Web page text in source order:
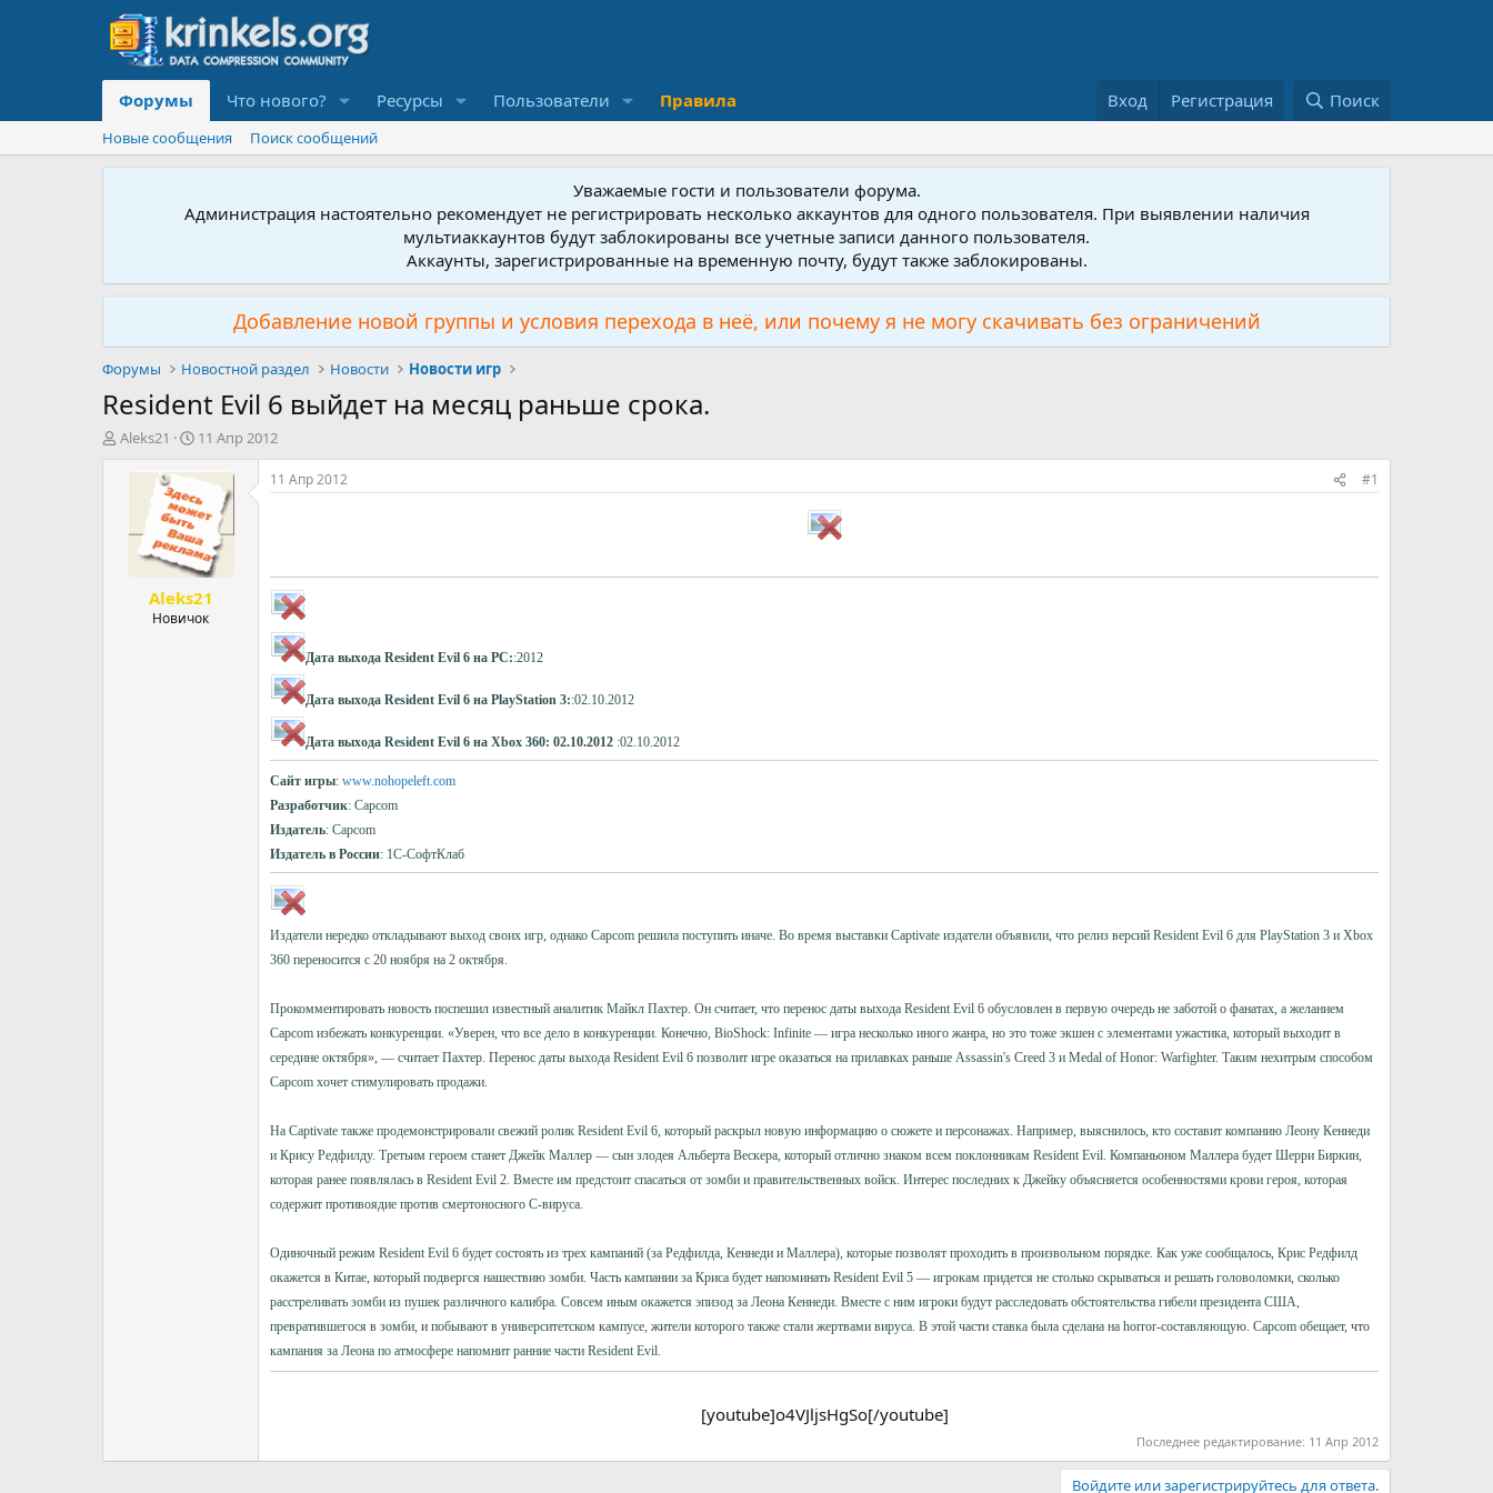
Форумы Что нового? Ресурсы Пользователи Правила Вход Регистрация Поиск
Новые сообщения Поиск сообщений
Уважаемые гости и пользователи форума.
Администрация настоятельно рекомендует не регистрировать несколько аккаунтов для одного пользователя. При выявлении наличия
мультиаккаунтов будут заблокированы все учетные записи данного пользователя.
Аккаунты, зарегистрированные на временную почту, будут также заблокированы.
Добавление новой группы и условия перехода в неё, или почему я не могу скачивать без ограничений
Форумы Новостной раздел Новости Новости игр
Resident Evil 6 выйдет на месяц раньше срока.
А
м
Aleks21
Д
т
а
н
а
ч
а
л
а
11 Апр 2012
Aleks21
Новичок
11 Апр 2012 #1
Дата выхода Resident Evil 6 на PC::2012
Дата выхода Resident Evil 6 на PlayStation 3::02.10.2012
Дата выхода Resident Evil 6 на Xbox 360: 02.10.2012 :02.10.2012
Сайт игры: www.nohopeleft.com
Разработчик: Capcom
Издатель: Capcom
Издатель в России: 1С-СофтКлаб
Издатели нередко откладывают выход своих игр, однако Capcom решила поступить иначе. Во время выставки Captivate издатели объявили, что релиз версий Resident Evil 6 для PlayStation 3 и Xbox
360 переносится с 20 ноября на 2 октября.
Прокомментировать новость поспешил известный аналитик Майкл Пахтер. Он считает, что перенос даты выхода Resident Evil 6 обусловлен в первую очередь не заботой о фанатах, а желанием
Capcom избежать конкуренции. «Уверен, что все дело в конкуренции. Конечно, BioShock: Infinite — игра несколько иного жанра, но это тоже экшен с элементами ужастика, который выходит в
середине октября», — считает Пахтер. Перенос даты выхода Resident Evil 6 позволит игре оказаться на прилавках раньше Assassin's Creed 3 и Medal of Honor: Warfighter. Таким нехитрым способом
Capcom хочет стимулировать продажи.
На Captivate также продемонстрировали свежий ролик Resident Evil 6, который раскрыл новую информацию о сюжете и персонажах. Например, выяснилось, кто составит компанию Леону Кеннеди
и Крису Редфилду. Третьим героем станет Джейк Маллер — сын злодея Альберта Вескера, который отлично знаком всем поклонникам Resident Evil. Компаньоном Маллера будет Шерри Биркин,
которая ранее появлялась в Resident Evil 2. Вместе им предстоит спасаться от зомби и правительственных войск. Интерес последних к Джейку объясняется особенностями крови героя, которая
содержит противоядие против смертоносного С-вируса.
Одиночный режим Resident Evil 6 будет состоять из трех кампаний (за Редфилда, Кеннеди и Маллера), которые позволят проходить в произвольном порядке. Как уже сообщалось, Крис Редфилд
окажется в Китае, который подвергся нашествию зомби. Часть кампании за Криса будет напоминать Resident Evil 5 — игрокам придется не столько скрываться и решать головоломки, сколько
расстреливать зомби из пушек различного калибра. Совсем иным окажется эпизод за Леона Кеннеди. Вместе с ним игроки будут расследовать обстоятельства гибели президента США,
превратившегося в зомби, и побывают в университетском кампусе, жители которого также стали жертвами вируса. В этой части ставка была сделана на horror-составляющую. Capcom обещает, что
кампания за Леона по атмосфере напомнит ранние части Resident Evil.
[youtube]o4VJljsHgSo[/youtube]​
Последнее редактирование: 11 Апр 2012
Войдите или зарегистрируйтесь для ответа.